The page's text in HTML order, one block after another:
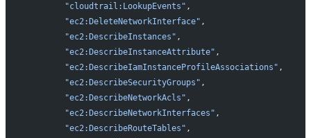
        "cloudtrail:LookupEvents"
,
        "ec2:DeleteNetworkInterface"
,
        "ec2:DescribeInstances"
,
        "ec2:DescribeInstanceAttribute"
,
        "ec2:DescribeIamInstanceProfileAssociations"
,
        "ec2:DescribeSecurityGroups"
,
        "ec2:DescribeNetworkAcls"
,
        "ec2:DescribeNetworkInterfaces"
,
        "ec2:DescribeRouteTables"
,